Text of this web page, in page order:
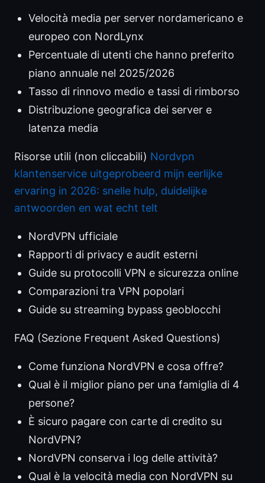
Velocità media per server nordamericano e
europeo con NordLynx
Percentuale di utenti che hanno preferito
piano annuale nel 2025/2026
Tasso di rinnovo medio e tassi di rimborso
Distribuzione geografica dei server e
latenza media
Risorse utili (non cliccabili) Nordvpn
klantenservice uitgeprobeerd mijn eerlijke
ervaring in 2026: snelle hulp, duidelijke
antwoorden en wat echt telt
NordVPN ufficiale
Rapporti di privacy e audit esterni
Guide su protocolli VPN e sicurezza online
Comparazioni tra VPN popolari
Guide su streaming bypass geoblocchi
FAQ (Sezione Frequent Asked Questions)
Come funziona NordVPN e cosa offre?
Qual è il miglior piano per una famiglia di 4
persone?
È sicuro pagare con carte di credito su
NordVPN?
NordVPN conserva i log delle attività?
Qual è la velocità media con NordVPN su